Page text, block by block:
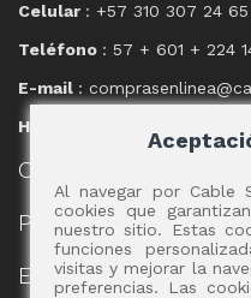
Celular : +57 310 307 24 65
Teléfono : 57 + 601 + 224
E-mail :
Horario
CABLE
POLÍTICAS
EVENTOS
Al navegar por Cable
cookies que
nuestro sitio. Estas
funciones
visitas y mejorar la
preferencias. Las